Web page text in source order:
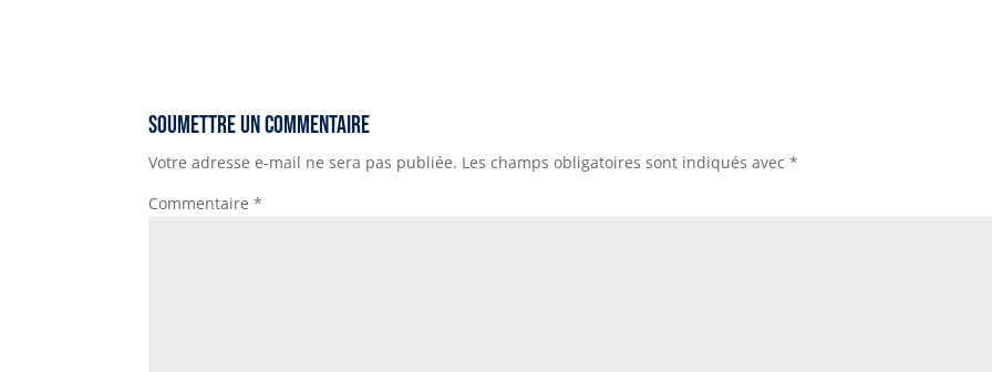
e
r
A
p
p
Li
n
k
n
g
e
a
m
o
o
Soumettre un commentaire
Votre adresse e-mail ne sera pas publiée. Les champs obligatoires sont indiqués avec*
Commentaire*